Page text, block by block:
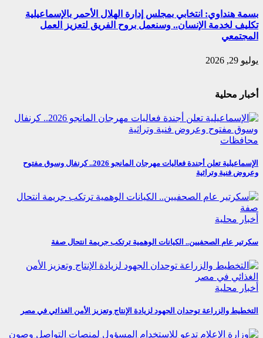
بسمة هنداوي: انتخابي بمجلس إدارة الهلال الأحمر بالإسماعيلية
تكليف لخدمة الإنسان.. وسنعمل بروح الفريق لتعزيز العمل
المجتمعي
يوليو 29, 2026
أخبار محلية
محافظات
الإسماعيلية تعلن أجندة فعاليات مهرجان المانجو 2026.. كرنفال وسوق مفتوح
وعروض فنية وتراثية
أخبار محلية
سكرتير عام الصحفيين.. الكيانات الوهمية ترتكب جريمة انتحال صفة
أخبار محلية
التخطيط والزراعة توحدان الجهود لزيادة الإنتاج وتعزيز الأمن الغذائي في مصر